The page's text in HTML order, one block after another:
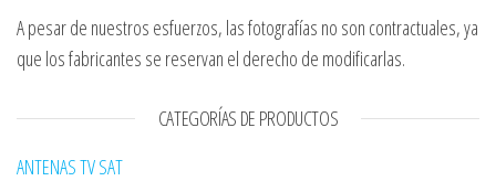
A pesar de nuestros esfuerzos, las fotografías no son contractuales, ya
que los fabricantes se reservan el derecho de modificarlas.
CATEGORÍAS DE PRODUCTOS
ANTENAS TV SAT